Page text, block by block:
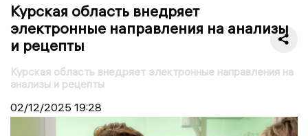
Курская область внедряет
электронные направления на анализы
и рецепты
Курская область внедряет электронные направления на
анализы и рецепты
02/12/2025 19:28